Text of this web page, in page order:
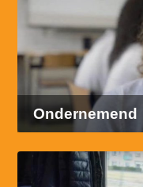
Ondernemend